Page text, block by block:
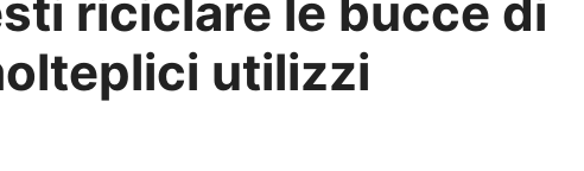
riciclare le bucce di
utilizzi